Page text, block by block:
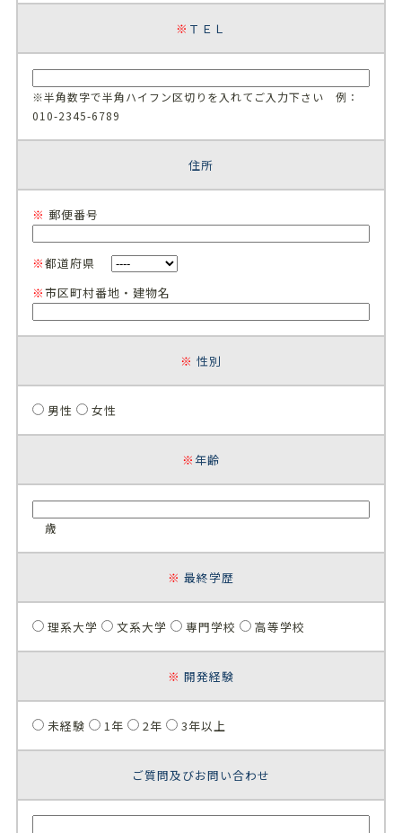
※ ＴＥＬ
※半角数字で半角ハイフン区切りを入れてご入力下さい 例：
010-2345-6789
住所
※ 郵便番号
※都道府県
※市区町村番地・建物名
※ 性別
男性 女性
※ 年齢
歳
※ 最終学歴
理系大学 文系大学 専門学校 高等学校
※ 開発経験
未経験 1年 2年 3年以上
ご質問及びお問い合わせ